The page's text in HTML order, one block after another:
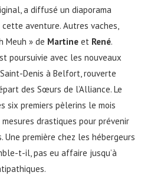
a diffusé un diaporama
aventure. Autres vaches,
Meuh » de Martineet René.
poursuivie avec les nouveaux
Denis à Belfort, rouverte
des Sœurs de l’Alliance. Le
six premiers pèlerins le mois
drastiques pour prévenir
Une première chez les hébergeurs
t-il, pas eu affaire jusqu’à